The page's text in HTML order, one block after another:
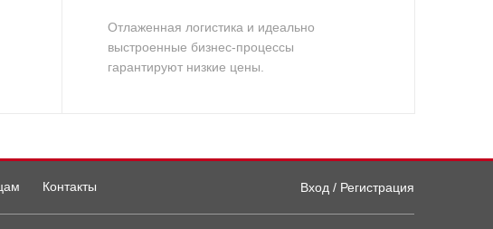
Отлаженная логистика и идеально
выстроенные бизнес-процессы
гарантируют низкие цены.
Контакты Вход / Регистрация